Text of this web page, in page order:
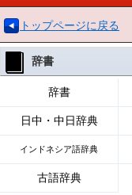
トップページに戻る
辞書
辞書
日中・中日辞典
インドネシア語辞典
古語辞典